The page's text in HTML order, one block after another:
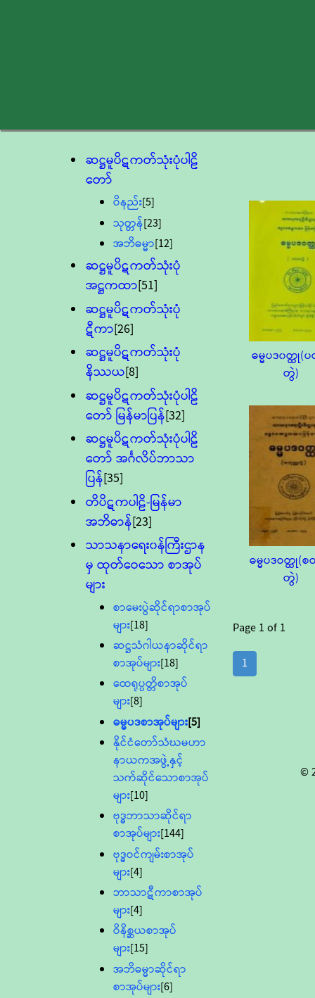
ဆဋ္ဌမူပိဋကတ်သုံးပုံပါဠိ
တော်
ဝိနည်း[5]
သုတ္တန်[23]
အဘိဓမ္မာ[12]
ဆဋ္ဌမူပိဋကတ်သုံးပုံ
အဋ္ဌကထာ[51]
ဆဋ္ဌမူပိဋကတ်သုံးပုံ
ဋီကာ[26]
ဆဋ္ဌမူပိဋကတ်သုံးပုံ
နိဿယ[8]
ဆဋ္ဌမူပိဋကတ်သုံးပုံပါဠိ
တော် မြန်မာပြန်[32]
ဆဋ္ဌမူပိဋကတ်သုံးပုံပါဠိ
တော် အင်္ဂလိပ်ဘာသာ
ပြန်[35]
တိပိဋကပါဠိ-မြန်မာ
အဘိဓာန်[23]
သာသနာရေး၀န်ကြီးဌာန
မှ ထုတ်ဝေသော စာအုပ်
များ
စာမေးပွဲဆိုင်ရာစာအုပ်
များ[18]
ဆဋ္ဌသံဂါယနာဆိုင်ရာ
စာအုပ်များ[18]
ထေရုပ္ပတ္တိစာအုပ်
များ[8]
ဓမ္မပဒစာအုပ်များ[5]
နိုင်ငံတော်သံဃမဟာ
နာယကအဖွဲ့နှင့်
သက်ဆိုင်သောစာအုပ်
များ[10]
ဗုဒ္ဓဘာသာဆိုင်ရာ
စာအုပ်များ[144]
ဗုဒ္ဓဝင်ကျမ်းစာအုပ်
များ[4]
ဘာသာဋီကာစာအုပ်
များ[4]
ဝိနိစ္ဆယစာအုပ်
များ[15]
အဘိဓမ္မာဆိုင်ရာ
စာအုပ်များ[6]
ဓမ္မပဒ၀တ္ထု(
တွဲ)
ဓမ္မပဒဝတ္ထု(
တွဲ)
Page1 of1
1
©